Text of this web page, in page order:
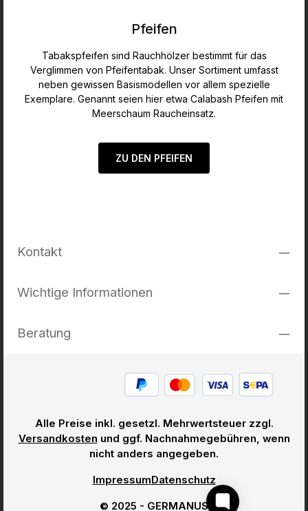
Pfeifen
Tabakspfeifen sind Rauchhölzer bestimmt für das
Verglimmen von Pfeifentabak. Unser Sortiment umfasst
neben gewissen Basismodellen vor allem spezielle
Exemplare. Genannt seien hier etwa Calabash Pfeifen mit
Meerschaum Raucheinsatz.
ZU DEN PFEIFEN
Kontakt
Wichtige Informationen
Beratung
Alle Preise inkl. gesetzl. Mehrwertsteuer zzgl.
Versandkosten und ggf. Nachnahmegebühren, wenn
nicht anders angegeben.
© 2025 - GERMANUS
Impressum Datenschutz